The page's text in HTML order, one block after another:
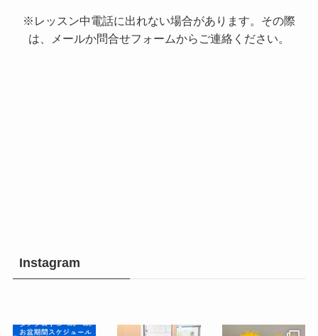
※レッスン中電話に出れない場合があります。その際
は、メールか問合せフォームからご連絡ください。
Instagram